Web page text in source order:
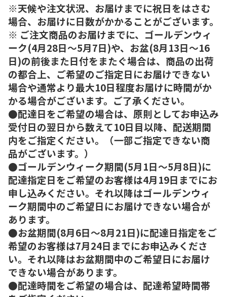
※天候や注文状況、お届けまでに祝日をはさむ
場合、お届けに日数がかかることがございます。
※ ご注文商品のお届けまでに、ゴールデンウィ
ーク(4月28日～5月7日)や、お盆(8月13日～16
日)の前後また日付をまたぐ場合は、商品の出荷
の都合上、ご希望のご指定日にお届けできない
場合や通常より最大10日程度お届けに時間がか
かる場合がございます。ご了承ください。
●配達日をご希望の場合は、原則としてお申込み
受付日の翌日から数えて10日目以降、配送期間
内をご指定ください。（一部ご指定できない商
品がございます。）
●ゴールデンウィーク期間(5月1日～5月8日)に
配達指定日をご希望のお客様は4月19日までにお
申し込みください。それ以降はゴールデンウィ
ーク期間中のご希望日にお届けできない場合が
あります。
●お盆期間(8月6日～8月21日)に配達日指定をご
希望のお客様は7月24日までにお申込みくださ
い。それ以降はお盆期間中のご希望日にお届け
できない場合があります。
●配達時間をご希望の場合は、配達希望時間帯